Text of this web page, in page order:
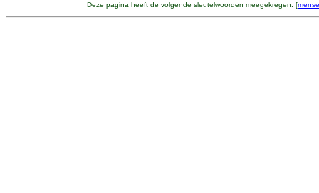
Deze pagina heeft de volgende sleutelwoorden meegekregen: [